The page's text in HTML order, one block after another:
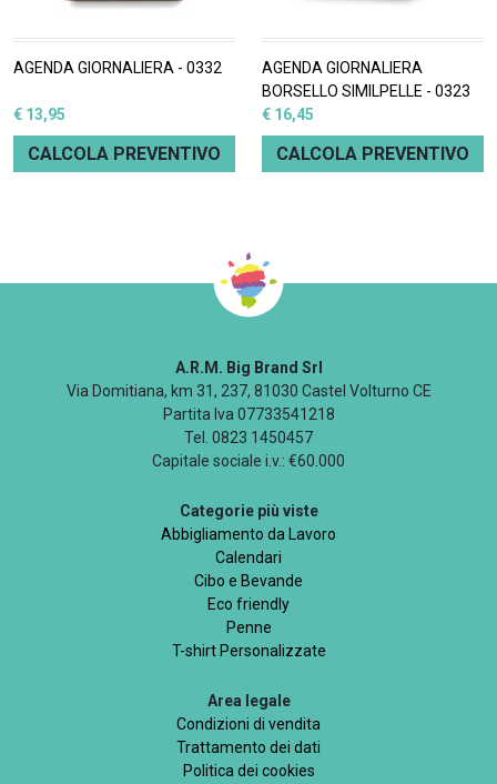
AGENDA GIORNALIERA - 0332
€ 13,95
CALCOLA PREVENTIVO
AGENDA GIORNALIERA
BORSELLO SIMILPELLE - 0323
€ 16,45
CALCOLA PREVENTIVO
A.R.M. Big Brand Srl
Via Domitiana, km 31, 237, 81030 Castel Volturno CE
Partita Iva 07733541218
Tel. 0823 1450457
Capitale sociale i.v.: €60.000
Categorie più viste
Abbigliamento da Lavoro
Calendari
Cibo e Bevande
Eco friendly
Penne
T-shirt Personalizzate
Area legale
Condizioni di vendita
Trattamento dei dati
Politica dei cookies